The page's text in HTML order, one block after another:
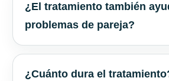
¿El tratamiento también
problemas de pareja?
¿Cuánto dura el